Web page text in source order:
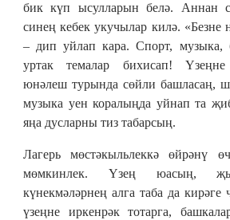
бик күп ысулларын белә. Аннан
синең кебек укучылар килә. «Безне
– дип уйлап кара. Спорт, музыка,
уртак темалар бихисап! Үзеңне
юнәлеш турында сөйли башласаң,
музыка уен коралыңда уйнап та
яңа дусларны тиз табарсың.
Лагерь мөстәкыльлеккә өйрәнү
мөмкинлек. Үзең юасың,
күнекмәләрнең алга таба да кирәге
үзеңне иркенрәк тотарга,